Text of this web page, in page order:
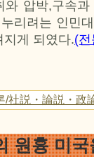
압박,구속
리려는 인민
지게 되였다.(
/社説・論説・政
원흉 미